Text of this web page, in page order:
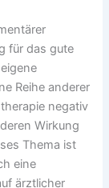
für das gute
Reihe anderer
negativ
Wirkung
Thema ist
eine
ärztlicher